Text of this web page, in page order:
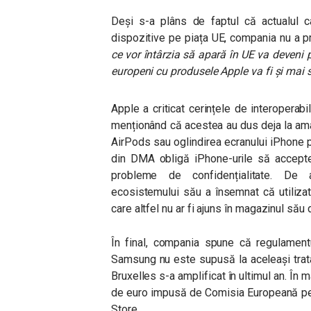
Deși s-a plâns de faptul că actualul
dispozitive pe piața UE, compania nu a
ce vor întârzia să apară în UE va
europeni cu produsele Apple va fi și mai
Apple a criticat cerințele de
menționând că acestea au dus deja la
AirPods sau oglindirea ecranului
din DMA obligă iPhone-urile să
probleme de confidențialitate. De
ecosistemului său a însemnat că
care altfel nu ar fi ajuns în magazinul său
În final, compania spune că
Samsung nu este supusă la aceleași
Bruxelles s-a amplificat în ultimul an. În
de euro impusă de Comisia Europeană